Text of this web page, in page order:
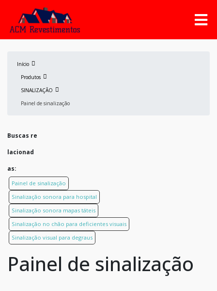
Início
Produtos
SINALIZAÇÃO
Painel de sinalização
Buscas re
lacionad
as:
Painel de sinalização
Sinalização sonora para hospital
Sinalização sonora mapas táteis
Sinalização no chão para deficientes visuais
Sinalização visual para degraus
Painel de sinalização